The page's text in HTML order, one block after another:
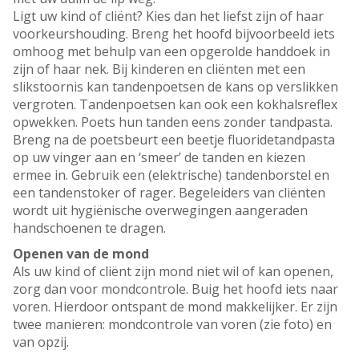
Ligt uw kind of cliënt? Kies dan het liefst zijn of haar
voorkeurshouding. Breng het hoofd bijvoorbeeld iets
omhoog met behulp van een opgerolde handdoek in
zijn of haar nek. Bij kinderen en cliënten met een
slikstoornis kan tandenpoetsen de kans op verslikken
vergroten. Tandenpoetsen kan ook een kokhalsreflex
opwekken. Poets hun tanden eens zonder tandpasta.
Breng na de poetsbeurt een beetje fluoridetandpasta
op uw vinger aan en ‘smeer’ de tanden en kiezen
ermee in. Gebruik een (elektrische) tandenborstel en
een tandenstoker of rager. Begeleiders van cliënten
wordt uit hygiënische overwegingen aangeraden
handschoenen te dragen.
Openen van de mond
Als uw kind of cliënt zijn mond niet wil of kan openen,
zorg dan voor mondcontrole. Buig het hoofd iets naar
voren. Hierdoor ontspant de mond makkelijker. Er zijn
twee manieren: mondcontrole van voren (zie foto) en
van opzij.